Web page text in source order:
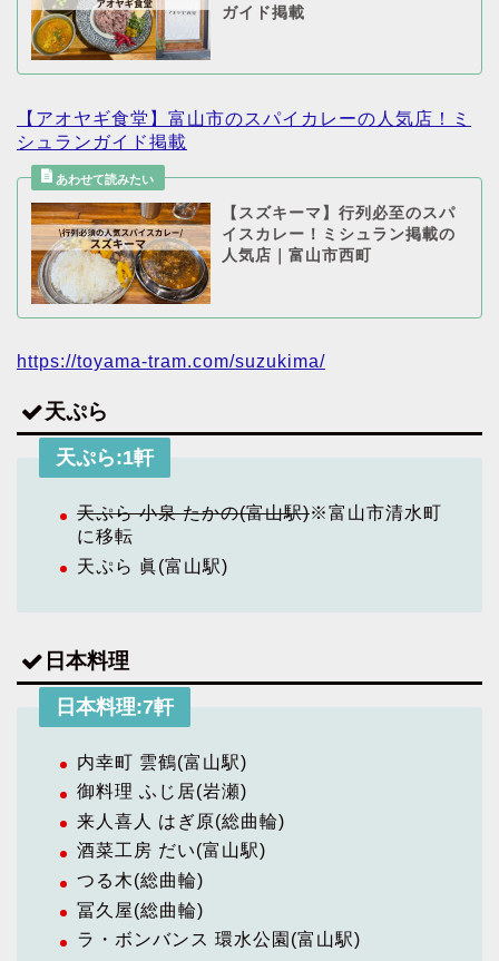
ガイド掲載
【アオヤギ食堂】富山市のスパイカレーの人気店！ミ
シュランガイド掲載
【スズキーマ】行列必至のスパ
イスカレー！ミシュラン掲載の
人気店｜富山市西町
https://toyama-tram.com/suzukima/
天ぷら
天ぷら:1軒
天ぷら 小泉 たかの(富山駅)※富山市清水町
に移転
天ぷら 眞(富山駅)
日本料理
日本料理:7軒
内幸町 雲鶴(富山駅)
御料理 ふじ居(岩瀬)
来人喜人 はぎ原(総曲輪)
酒菜工房 だい(富山駅)
つる木(総曲輪)
冨久屋(総曲輪)
ラ・ボンバンス 環水公園(富山駅)